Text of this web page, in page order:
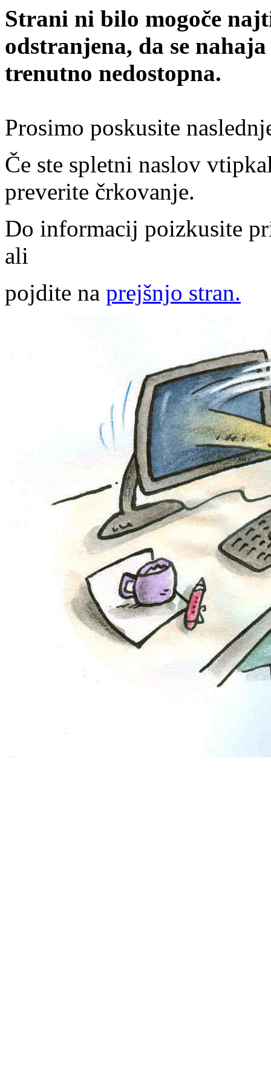
Strani ni bilo mogoče
odstranjena, da se
trenutno nedostopna.
Prosimo poskusite
Če ste spletni naslov
preverite črkovanje.
Do informacij poizkusite
ali
pojdite na prejšnjo stran.